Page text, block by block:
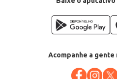
Acompanhe a gente